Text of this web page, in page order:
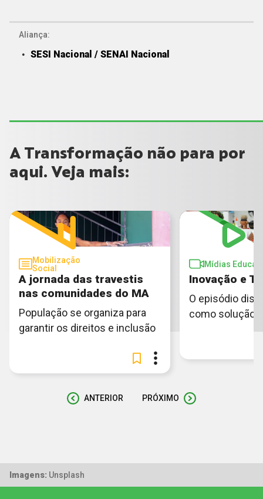
Aliança:
SESI Nacional / SENAI Nacional
A Transformação não para por
aqui. Veja mais:
Mobilização
Social
A jornada das travestis
nas comunidades do MA
População se organiza para
garantir os direitos e inclusão
Mídias
Inovação e
O episódio
como solução
ANTERIOR PRÓXIMO
Imagens: Unsplash